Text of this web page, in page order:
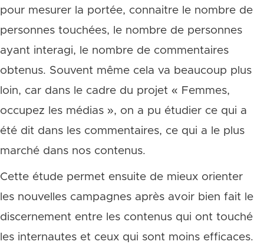
pour mesurer la portée, connaitre le nombre de
personnes touchées, le nombre de personnes
ayant interagi, le nombre de commentaires
obtenus. Souvent même cela va beaucoup plus
loin, car dans le cadre du projet « Femmes,
occupez les médias », on a pu étudier ce qui a
été dit dans les commentaires, ce qui a le plus
marché dans nos contenus.
Cette étude permet ensuite de mieux orienter
les nouvelles campagnes après avoir bien fait le
discernement entre les contenus qui ont touché
les internautes et ceux qui sont moins efficaces.